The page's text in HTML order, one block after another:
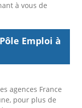
à vous de
Emploi à
agences France
pour plus de